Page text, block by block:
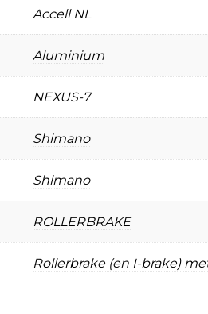
Accell NL
Aluminium
NEXUS-7
Shimano
Shimano
ROLLERBRAKE
Rollerbrake (en I-brake)